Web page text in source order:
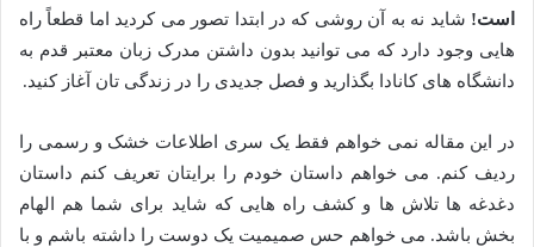
است! شاید نه به آن روشی که در ابتدا تصور می کردید اما قطعاً راه
هایی وجود دارد که می توانید بدون داشتن مدرک زبان معتبر قدم به
دانشگاه های کانادا بگذارید و فصل جدیدی را در زندگی تان آغاز کنید.
در این مقاله نمی خواهم فقط یک سری اطلاعات خشک و رسمی را
ردیف کنم. می خواهم داستان خودم را برایتان تعریف کنم داستان
دغدغه ها تلاش ها و کشف راه هایی که شاید برای شما هم الهام
بخش باشد. می خواهم حس صمیمیت یک دوست را داشته باشم و با